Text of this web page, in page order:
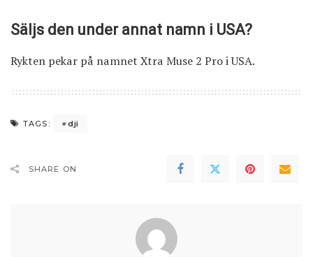
Säljs den under annat namn i USA?
Rykten pekar på namnet Xtra Muse 2 Pro i USA.
TAGS: dji
SHARE ON